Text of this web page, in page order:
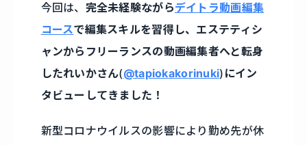
今回は、 完全未経験ながらデイトラ動画編集
コースで編集スキルを習得し、エステティシ
ャンからフリーランスの動画編集者へと転身
したれいかさん(@tapiokakorinuki) にイン
タビューしてきました！
新型コロナウイルスの影響により勤め先が休